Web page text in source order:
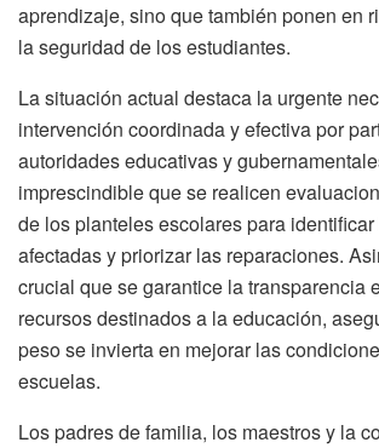
aprendizaje, sino que también ponen en
la seguridad de los estudiantes.
La situación actual destaca la urgente
intervención coordinada y efectiva por
autoridades educativas y
imprescindible que se realicen
de los planteles escolares para
afectadas y priorizar las reparaciones.
crucial que se garantice la transparencia
recursos destinados a la educación,
peso se invierta en mejorar las
escuelas.
Los padres de familia, los maestros y la